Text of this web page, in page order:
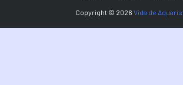
Copyright © 2026 Vida de